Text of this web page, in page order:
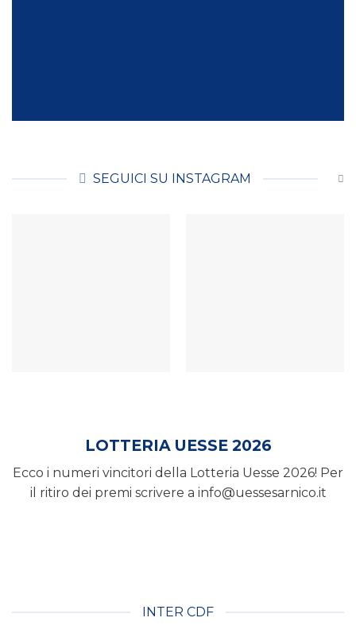
SEGUICI SU INSTAGRAM
LOTTERIA UESSE 2026
Ecco i numeri vincitori della Lotteria Uesse 2026! Per
il ritiro dei premi scrivere a info@uessesarnico.it
INTER CDF